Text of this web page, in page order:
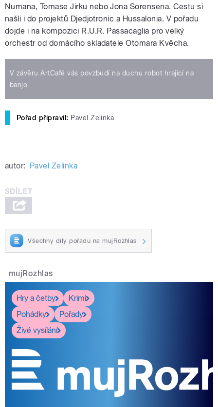
Numana, Tomase Jirku nebo Jona Sorensena. Cestu si
našli i do projektů Djedjotronic a Hussalonia. V pořadu
dojde i na kompozici R.U.R. Passacaglia pro velký
orchestr od domácího skladatele Otomara Kvěcha.
V závěru ArtCafé vás povzbudí na duchu robot hrající na
banjo.
Pořad připravil: Pavel Zelinka
autor: Pavel Zelinka
Všechny díly pořadu na mujRozhlas
mujRozhlas
Hry a četby
Krimi
Pohádky
Pořady
Živé vysílání